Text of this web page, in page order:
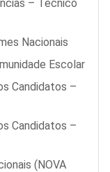
– Técnico
Nacionais
Escolar
Candidatos –
Candidatos –
(NOVA